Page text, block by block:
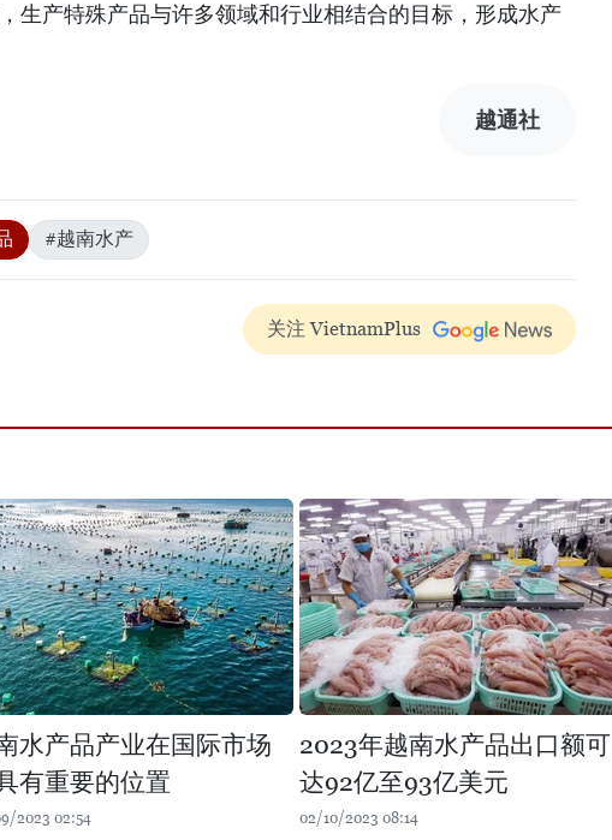
生产特殊产品与许多领域和行业相结合的目标，形成水产
越通社
#越南水产
关注 VietnamPlus
水产品产业在国际市场
有重要的位置
2023 02:54
2023年越南水产品出口额可
达92亿至93亿美元
02/10/2023 08:14